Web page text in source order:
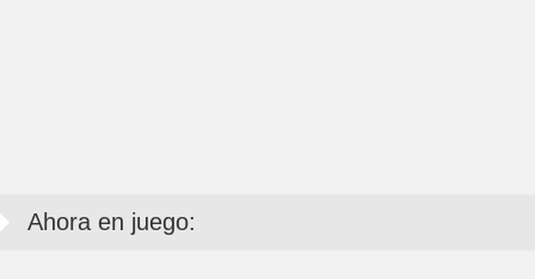
Ahora en juego: